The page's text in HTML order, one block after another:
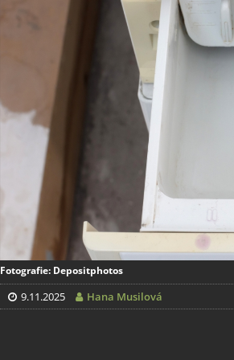
Fotografie: Depositphotos
9.11.2025 Hana Musilová